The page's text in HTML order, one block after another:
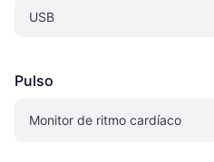
USB
Pulso
Monitor de ritmo cardíaco